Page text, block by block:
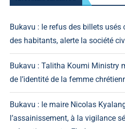
Bukavu : le refus des billets
des habitants, alerte la société
Bukavu : Talitha Koumi Ministry
de l’identité de la femme
Bukavu : le maire Nicolas
l’assainissement, à la vigilance